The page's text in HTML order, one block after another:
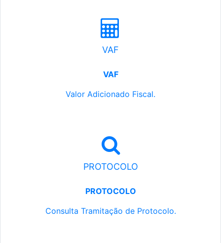
VAF
VAF
Valor Adicionado Fiscal.
PROTOCOLO
PROTOCOLO
Consulta Tramitação de Protocolo.